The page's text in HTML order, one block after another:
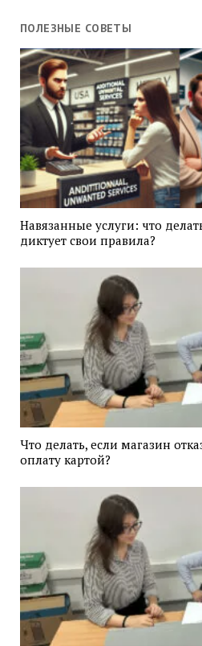
ПОЛЕЗНЫЕ СОВЕТЫ
Навязанные услуги: что
диктует свои правила?
Что делать, если магазин
оплату картой?